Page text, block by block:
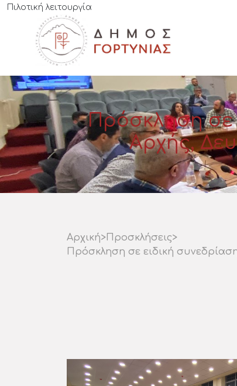
Πιλοτική λειτουργία
Πρόσκληση σε
Αρχής,
Αρχική>Προσκλήσεις>
Πρόσκληση σε ειδική